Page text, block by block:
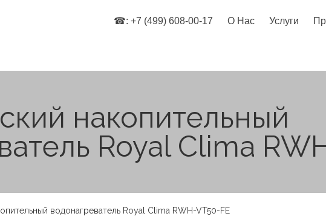
☎: +7 (499) 608-00-17 О Нас Услуги
накопительный
Royal Clima
водонагреватель Royal Clima RWH-VT50-FE